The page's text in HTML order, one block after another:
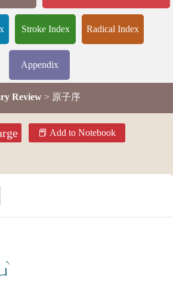
Stroke Index Radical Index
Appendix
Review > 原子序
Add to Notebook
ˋ